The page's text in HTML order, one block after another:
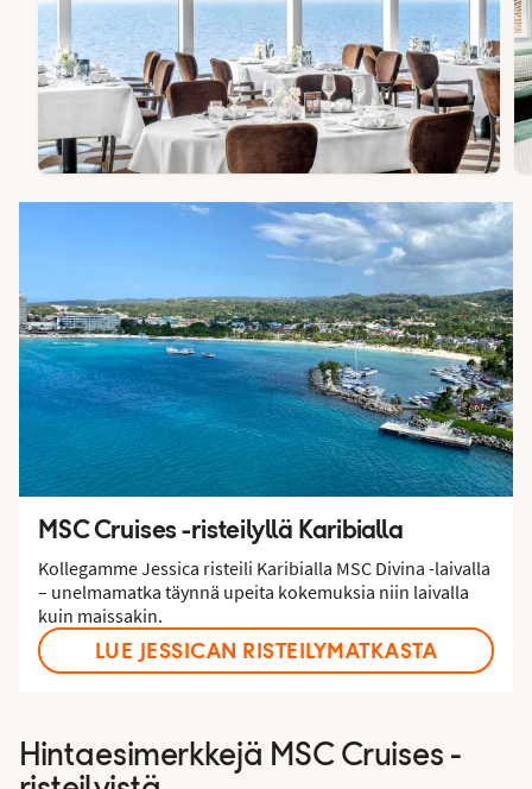
MSC Cruises -risteilyllä Karibialla
Kollegamme Jessica risteili Karibialla MSC Divina -laivalla
– unelmamatka täynnä upeita kokemuksia niin laivalla
kuin maissakin.
LUE JESSICAN RISTEILYMATKASTA
Hintaesimerkkejä MSC Cruises -